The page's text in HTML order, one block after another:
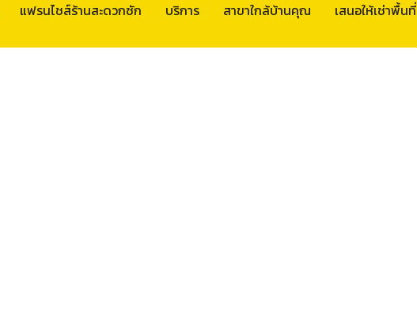
แฟรนไชส์ร้านสะดวกซัก บริการ สาขาใกล้บ้านคุณ เสนอให้เช่าพื้นที่